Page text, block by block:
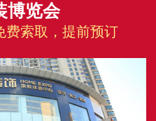
博览会
费索取，提前预订